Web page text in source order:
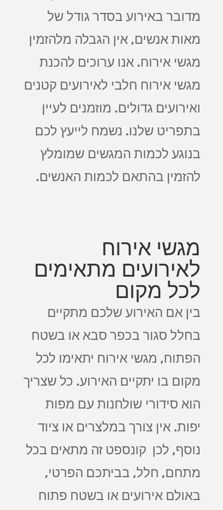
מדובר באירוע בסדר גודל של
מאות אנשים, אין הגבלה מלהזמין
מגשי אירוח. אנו ערוכים להכנת
מגשי אירוח חלבי לאירועים קטנים
ואירועים גדולים. מוזמנים לעיין
בתפריט שלנו. נשמח לייעץ לכם
בנוגע לכמות המגשים שמומלץ
להזמין בהתאם לכמות האנשים.
מגשי אירוח
לאירועים מתאימים
לכל מקום
בין אם האירוע שלכם מתקיים
בחלל סגור בכפר סבא או בשטח
הפתוח, מגשי אירוח יתאימו לכל
מקום בו יתקיים האירוע. כל שצריך
הוא סידורי שולחנות עם מפות
יפות. אין צורך במלצרים או ציוד
נוסף, לכן קונספט זה מתאים בכל
מתחם, חלל, בביתכם הפרטי,
באולם אירועים או בשטח פתוח